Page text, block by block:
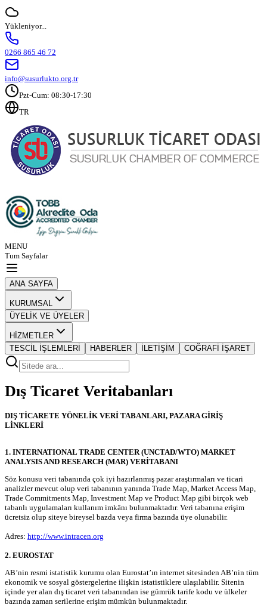
Yükleniyor...
0266 865 46 72
info@susurlukto.org.tr
Pzt-Cum: 08:30-17:30
TR
MENU
Tum Sayfalar
ANA SAYFA
KURUMSAL
ÜYELİK VE ÜYELER
HİZMETLER
TESCİL İŞLEMLERİ
HABERLER İLETİŞİM COĞRAFİ İŞARET
Dış Ticaret Veritabanları
DIŞ TİCARETE YÖNELİK VERİ TABANLARI, PAZARA GİRİŞ
LİNKLERİ
1. INTERNATIONAL TRADE CENTER (UNCTAD/WTO) MARKET
ANALYSIS AND RESEARCH (MAR) VERİTABANI
Söz konusu veri tabanında çok iyi hazırlanmış pazar araştırmaları ve ticari
analizler mevcut olup veri tabanının yanında Trade Map, Market Access Map,
Trade Commitments Map, Investment Map ve Product Map gibi birçok web
tabanlı uygulamaları kullanım imkânı bulunmaktadır. Veri tabanına erişim
ücretsiz olup siteye bireysel bazda veya firma bazında üye olunabilir.
Adres: http://www.intracen.org
2. EUROSTAT
AB’nin resmi istatistik kurumu olan Eurostat’ın internet sitesinden AB’nin tüm
ekonomik ve sosyal göstergelerine ilişkin istatistiklere ulaşılabilir. Sitenin
içinde yer alan dış ticaret veri tabanından ise gümrük tarife kodu ve ülkeler
bazında zaman serilerine erişim mümkün bulunmaktadır.